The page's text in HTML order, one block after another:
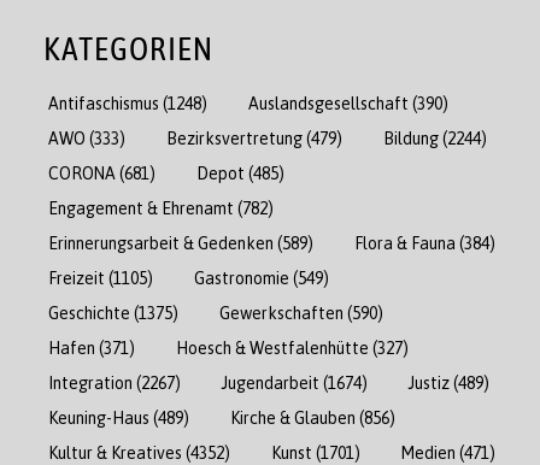
KATEGORIEN
Antifaschismus (1248) Auslandsgesellschaft (390)
AWO (333) Bezirksvertretung(479) Bildung(2244)
CORONA (681) Depot (485)
Engagement & Ehrenamt (782)
Erinnerungsarbeit & Gedenken (589) Flora & Fauna (384)
Freizeit (1105) Gastronomie (549)
Geschichte (1375) Gewerkschaften (590)
Hafen (371) Hoesch & Westfalenhütte (327)
Integration (2267) Jugendarbeit (1674) Justiz(489)
Keuning-Haus (489) Kirche & Glauben (856)
Kultur & Kreatives (4352) Kunst (1701) Medien (471)